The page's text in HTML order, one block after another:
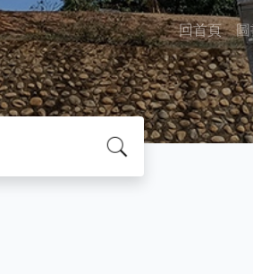
回首頁